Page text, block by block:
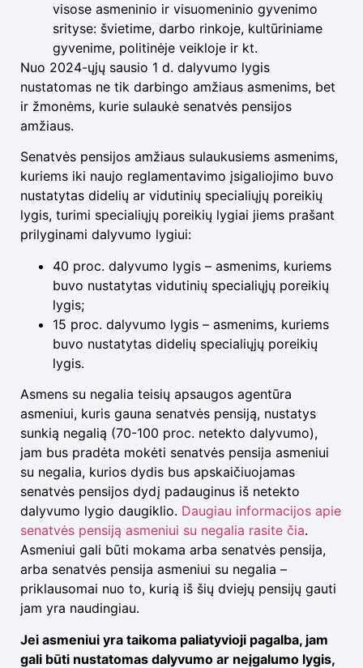
visose asmeninio ir visuomeninio gyvenimo
srityse: švietime, darbo rinkoje, kultūriniame
gyvenime, politinėje veikloje ir kt.
Nuo 2024-ųjų sausio 1 d. dalyvumo lygis
nustatomas ne tik darbingo amžiaus asmenims, bet
ir žmonėms, kurie sulaukė senatvės pensijos
amžiaus.
Senatvės pensijos amžiaus sulaukusiems asmenims,
kuriems iki naujo reglamentavimo įsigaliojimo buvo
nustatytas didelių ar vidutinių specialiųjų poreikių
lygis, turimi specialiųjų poreikių lygiai jiems prašant
prilyginami dalyvumo lygiui:
40 proc. dalyvumo lygis – asmenims, kuriems
buvo nustatytas vidutinių specialiųjų poreikių
lygis;
15 proc. dalyvumo lygis – asmenims, kuriems
buvo nustatytas didelių specialiųjų poreikių
lygis.
Asmens su negalia teisių apsaugos agentūra
asmeniui, kuris gauna senatvės pensiją, nustatys
sunkią negalią (70-100 proc. netekto dalyvumo),
jam bus pradėta mokėti senatvės pensija asmeniui
su negalia, kurios dydis bus apskaičiuojamas
senatvės pensijos dydį padauginus iš netekto
dalyvumo lygio daugiklio. Daugiau informacijos apie
senatvės pensiją asmeniui su negalia rasite čia.
Asmeniui gali būti mokama arba senatvės pensija,
arba senatvės pensija asmeniui su negalia –
priklausomai nuo to, kurią iš šių dviejų pensijų gauti
jam yra naudingiau.
Jei asmeniui yra taikoma paliatyvioji pagalba, jam
gali būti nustatomas dalyvumo ar neįgalumo lygis,